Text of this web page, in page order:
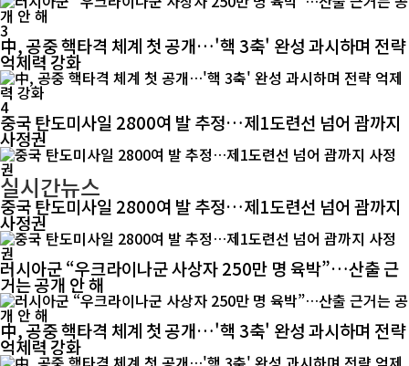
3
中, 공중 핵타격 체계 첫 공개…'핵 3축' 완성 과시하며 전략
억제력 강화
4
중국 탄도미사일 2800여 발 추정…제1도련선 넘어 괌까지
사정권
실시간뉴스
중국 탄도미사일 2800여 발 추정…제1도련선 넘어 괌까지
사정권
러시아군 “우크라이나군 사상자 250만 명 육박”…산출 근
거는 공개 안 해
中, 공중 핵타격 체계 첫 공개…'핵 3축' 완성 과시하며 전략
억제력 강화